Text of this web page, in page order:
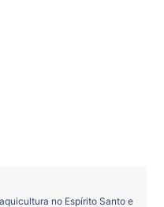
no Espírito Santo e